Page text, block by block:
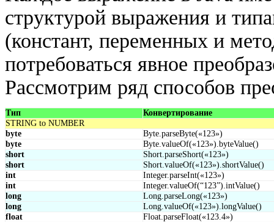
структурой выражения и
(констант, переменных и
потребоваться явное
Рассмотрим ряд способов
Тип
Конвертирование
STRING to NUMBER
byte
Byte.parseByte(«123»)
byte
Byte.valueOf(«123»).byteValue()
short
Short.parseShort(«123»)
short
Short.valueOf(«123»).shortValue()
int
Integer.parseInt(«123»)
int
Integer.valueOf(“123”).intValue()
long
Long.parseLong(«123»)
long
Long.valueOf(«123»).longValue()
float
Float.parseFloat(«123.4»)